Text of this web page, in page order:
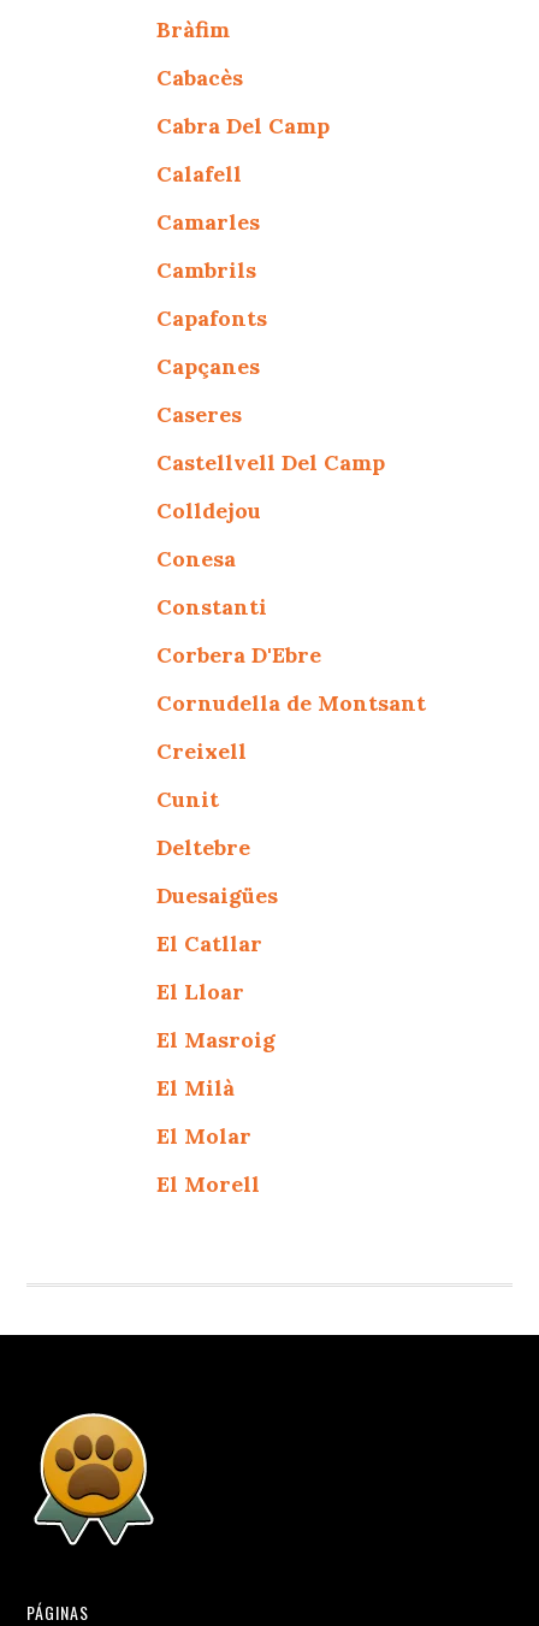
Bràfim
Cabacès
Cabra Del Camp
Calafell
Camarles
Cambrils
Capafonts
Capçanes
Caseres
Castellvell Del Camp
Colldejou
Conesa
Constanti
Corbera D'Ebre
Cornudella de Montsant
Creixell
Cunit
Deltebre
Duesaigües
El Catllar
El Lloar
El Masroig
El Milà
El Molar
El Morell
PÁGINAS